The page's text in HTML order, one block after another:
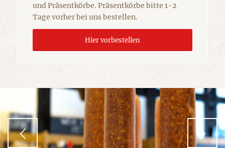
und Präsentkörbe. Präsentkörbe bitte 1-2
Tage vorher bei uns bestellen.
Hier vorbestellen